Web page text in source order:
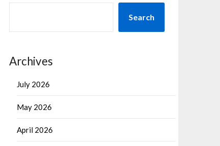
Search
Archives
July 2026
May 2026
April 2026